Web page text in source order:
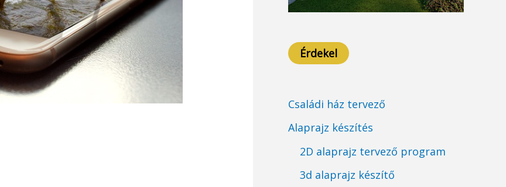
Érdekel
Családi ház tervező
Alaprajz készítés
2D alaprajz tervező program
3d alaprajz készítő